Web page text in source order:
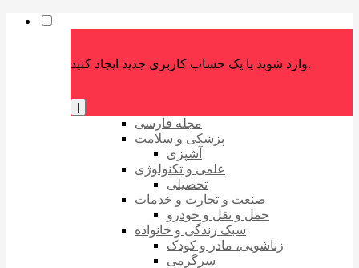
وارد شوید یا یک حساب کاربری جدید ایجاد کنید.
مجله فارسی
پزشکی و سلامت
آشپزی
علمی و تکنولوژی
تحصیلی
صنعت و تجارت و خدمات
حمل و نقل و خودرو
سبک زندگی و خانواده
زناشویی، مادر و کودک
سرگرمی